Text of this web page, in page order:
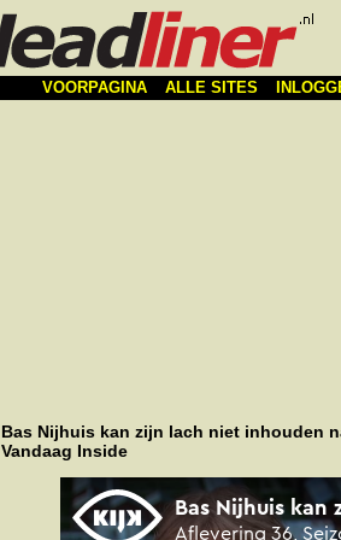
VOORPAGINA ALLE SITES
Bas Nijhuis kan zijn lach niet inhouden
Vandaag Inside